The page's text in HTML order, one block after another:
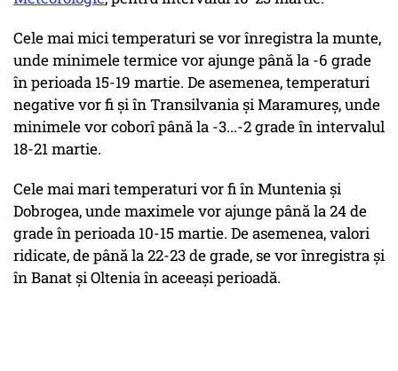
Cele mai mici temperaturi se vor înregistra la munte,
unde minimele termice vor ajunge până la -6 grade
în perioada 15-19 martie. De asemenea, temperaturi
negative vor fi și în Transilvania și Maramureș, unde
minimele vor coborî până la -3...-2 grade în intervalul
18-21 martie.
Cele mai mari temperaturi vor fi în Muntenia și
Dobrogea, unde maximele vor ajunge până la 24 de
grade în perioada 10-15 martie. De asemenea, valori
ridicate, de până la 22-23 de grade, se vor înregistra și
în Banat și Oltenia în aceeași perioadă.